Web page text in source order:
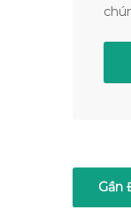
Gần